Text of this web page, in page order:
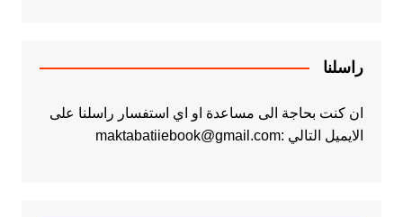
راسلنا
ان كنت بحاجة الى مساعدة او اي استفسار راسلنا على
الايميل التالي :maktabatiiebook@gmail.com